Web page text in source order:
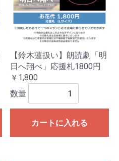
【鈴木蓮扱い】朗読劇「明
日へ翔べ」応援札1800円
￥1,800
数量
カートに入れる